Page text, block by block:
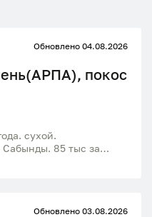
Обновлено 04.08.2026
покос
сухой.
85 тыс за
Обновлено 03.08.2026